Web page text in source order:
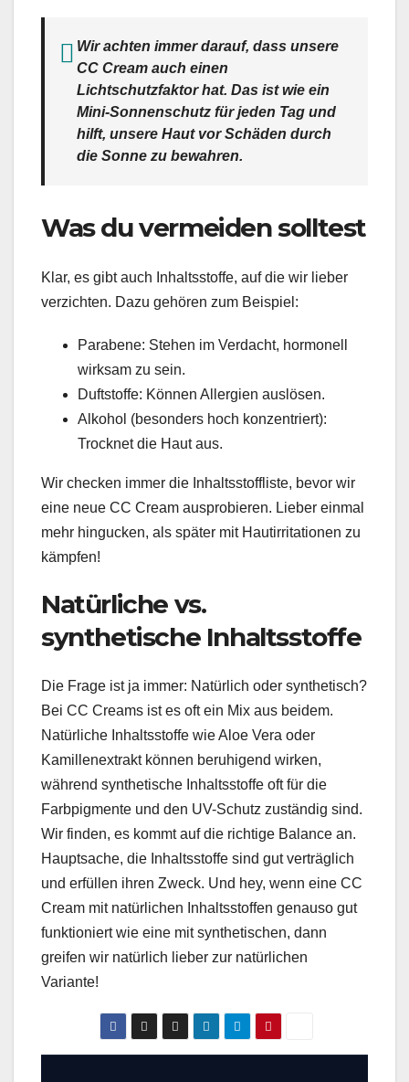
Wir achten immer darauf, dass unsere
CC Cream auch einen
Lichtschutzfaktor hat. Das ist wie ein
Mini-Sonnenschutz für jeden Tag und
hilft, unsere Haut vor Schäden durch
die Sonne zu bewahren.
Was du vermeiden solltest
Klar, es gibt auch Inhaltsstoffe, auf die wir lieber
verzichten. Dazu gehören zum Beispiel:
Parabene: Stehen im Verdacht, hormonell
wirksam zu sein.
Duftstoffe: Können Allergien auslösen.
Alkohol (besonders hoch konzentriert):
Trocknet die Haut aus.
Wir checken immer die Inhaltsstoffliste, bevor wir
eine neue CC Cream ausprobieren. Lieber einmal
mehr hingucken, als später mit Hautirritationen zu
kämpfen!
Natürliche vs.
synthetische Inhaltsstoffe
Die Frage ist ja immer: Natürlich oder synthetisch?
Bei CC Creams ist es oft ein Mix aus beidem.
Natürliche Inhaltsstoffe wie Aloe Vera oder
Kamillenextrakt können beruhigend wirken,
während synthetische Inhaltsstoffe oft für die
Farbpigmente und den UV-Schutz zuständig sind.
Wir finden, es kommt auf die richtige Balance an.
Hauptsache, die Inhaltsstoffe sind gut verträglich
und erfüllen ihren Zweck. Und hey, wenn eine CC
Cream mit natürlichen Inhaltsstoffen genauso gut
funktioniert wie eine mit synthetischen, dann
greifen wir natürlich lieber zur natürlichen
Variante!